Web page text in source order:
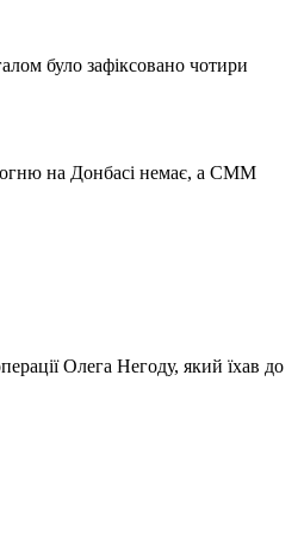
було зафіксовано чотири
на Донбасі немає, а СММ
Олега Негоду, який їхав до